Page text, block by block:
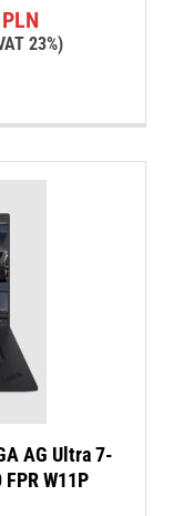
PLN
23%)
AG Ultra 7-
W11P